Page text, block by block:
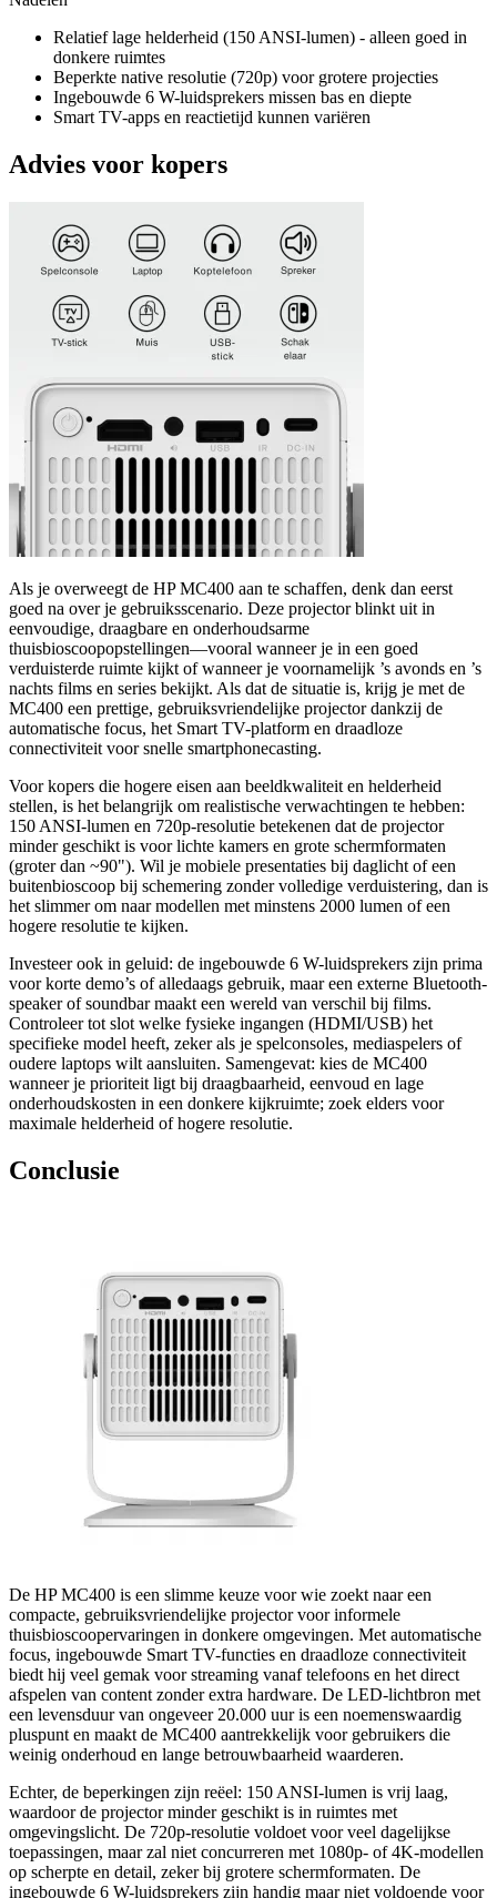
Relatief lage helderheid (150 ANSI-lumen) - alleen goed in
donkere ruimtes
Beperkte native resolutie (720p) voor grotere projecties
Ingebouwde 6 W-luidsprekers missen bas en diepte
Smart TV-apps en reactietijd kunnen variëren
Advies voor kopers
Als je overweegt de HP MC400 aan te schaffen, denk dan eerst
goed na over je gebruiksscenario. Deze projector blinkt uit in
eenvoudige, draagbare en onderhoudsarme
thuisbioscoopopstellingen—vooral wanneer je in een goed
verduisterde ruimte kijkt of wanneer je voornamelijk ’s avonds en ’s
nachts films en series bekijkt. Als dat de situatie is, krijg je met de
MC400 een prettige, gebruiksvriendelijke projector dankzij de
automatische focus, het Smart TV-platform en draadloze
connectiviteit voor snelle smartphonecasting.
Voor kopers die hogere eisen aan beeldkwaliteit en helderheid
stellen, is het belangrijk om realistische verwachtingen te hebben:
150 ANSI-lumen en 720p-resolutie betekenen dat de projector
minder geschikt is voor lichte kamers en grote schermformaten
(groter dan ~90"). Wil je mobiele presentaties bij daglicht of een
buitenbioscoop bij schemering zonder volledige verduistering, dan is
het slimmer om naar modellen met minstens 2000 lumen of een
hogere resolutie te kijken.
Investeer ook in geluid: de ingebouwde 6 W-luidsprekers zijn prima
voor korte demo’s of alledaags gebruik, maar een externe Bluetooth-
speaker of soundbar maakt een wereld van verschil bij films.
Controleer tot slot welke fysieke ingangen (HDMI/USB) het
specifieke model heeft, zeker als je spelconsoles, mediaspelers of
oudere laptops wilt aansluiten. Samengevat: kies de MC400
wanneer je prioriteit ligt bij draagbaarheid, eenvoud en lage
onderhoudskosten in een donkere kijkruimte; zoek elders voor
maximale helderheid of hogere resolutie.
Conclusie
De HP MC400 is een slimme keuze voor wie zoekt naar een
compacte, gebruiksvriendelijke projector voor informele
thuisbioscoopervaringen in donkere omgevingen. Met automatische
focus, ingebouwde Smart TV-functies en draadloze connectiviteit
biedt hij veel gemak voor streaming vanaf telefoons en het direct
afspelen van content zonder extra hardware. De LED-lichtbron met
een levensduur van ongeveer 20.000 uur is een noemenswaardig
pluspunt en maakt de MC400 aantrekkelijk voor gebruikers die
weinig onderhoud en lange betrouwbaarheid waarderen.
Echter, de beperkingen zijn reëel: 150 ANSI-lumen is vrij laag,
waardoor de projector minder geschikt is in ruimtes met
omgevingslicht. De 720p-resolutie voldoet voor veel dagelijkse
toepassingen, maar zal niet concurreren met 1080p- of 4K-modellen
op scherpte en detail, zeker bij grotere schermformaten. De
ingebouwde 6 W-luidsprekers zijn handig maar niet voldoende voor